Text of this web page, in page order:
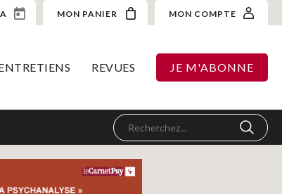
MON PANIER MON COMPTE
REVUES JE M'ABONNE